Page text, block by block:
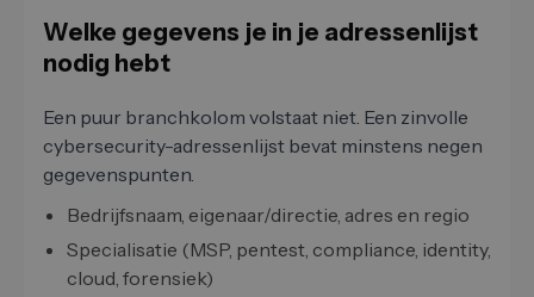
Welke gegevens je in je adressenlijst
nodig hebt
Een puur branchkolom volstaat niet. Een zinvolle
cybersecurity-adressenlijst bevat minstens negen
gegevenspunten.
Bedrijfsnaam, eigenaar/directie, adres en regio
Specialisatie (MSP, pentest, compliance, identity,
cloud, forensiek)